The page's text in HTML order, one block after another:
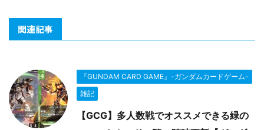
関連記事
『GUNDAM CARD GAME』-ガンダムカードゲーム-
雑記
【GCG】多人数戦でオススメできる緑の